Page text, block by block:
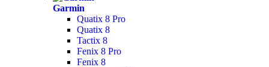
Garmin
Quatix 8 Pro
Quatix 8
Tactix 8
Fenix 8 Pro
Fenix 8